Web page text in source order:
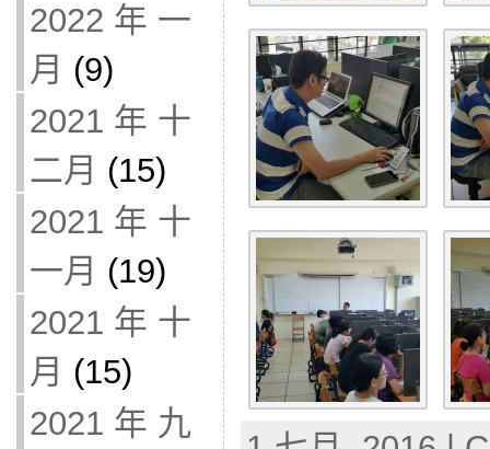
2022 年 一
月 (9)
2021 年 十
二月 (15)
2021 年 十
一月 (19)
2021 年 十
月 (15)
2021 年 九